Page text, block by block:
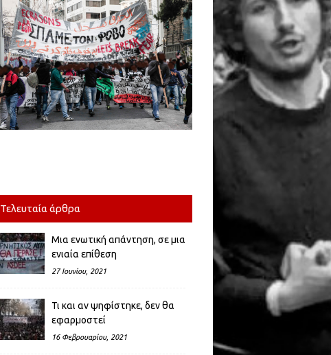
Τελευταία άρθρα
Μια ενωτική απάντηση, σε μια
ενιαία επίθεση
27 Ιουνίου, 2021
Τι και αν ψηφίστηκε, δεν θα
εφαρμοστεί
16 Φεβρουαρίου, 2021